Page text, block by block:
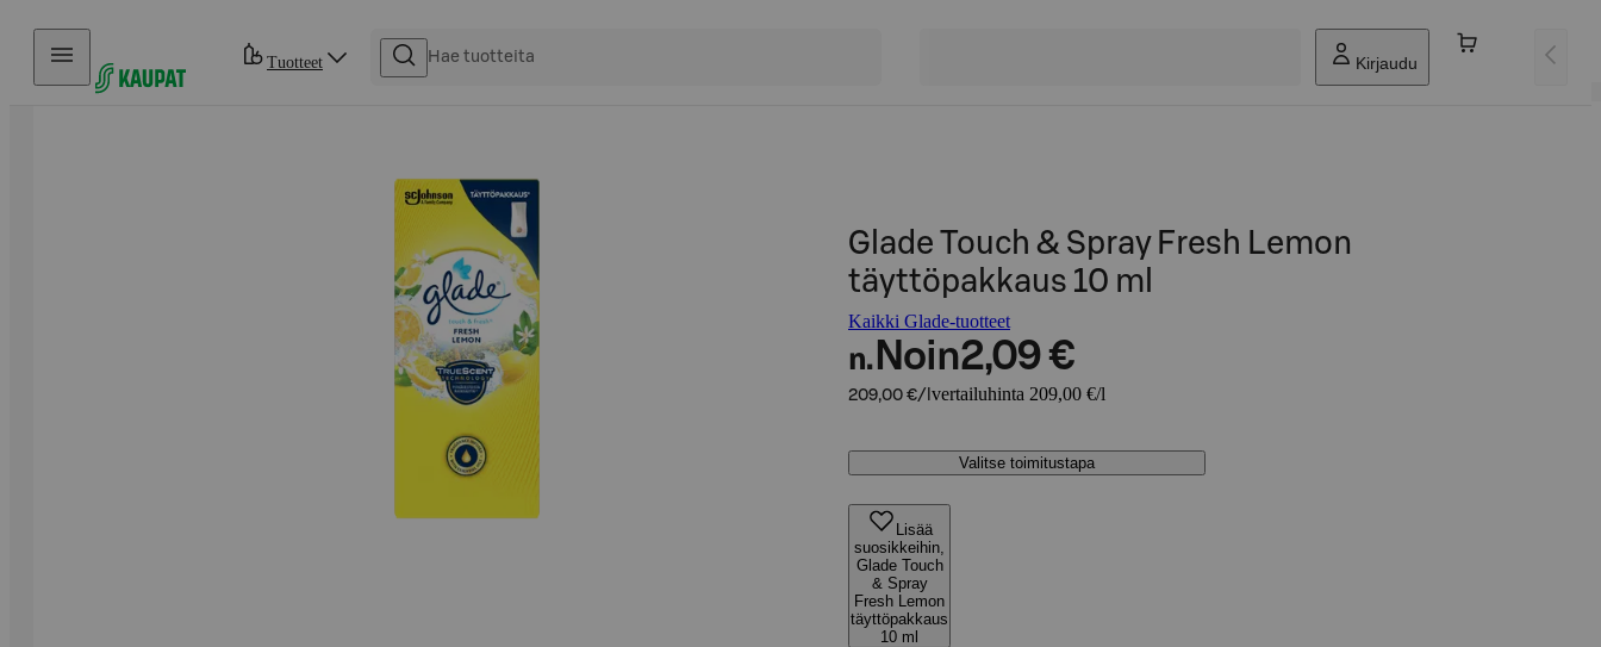
Hyppää sisältöön
Tuotteet Kirjaudu
Glade Touch & Spray Fresh Lemon
täyttöpakkaus 10 ml
Kaikki Glade-tuotteet
n. Noin2,09 €
209,00 €/l vertailuhinta 209,00 €/l
Valitse toimitustapa
Lisää
suosikkeihin,
Glade Touch
& Spray
Fresh Lemon
täyttöpakkaus
10 ml